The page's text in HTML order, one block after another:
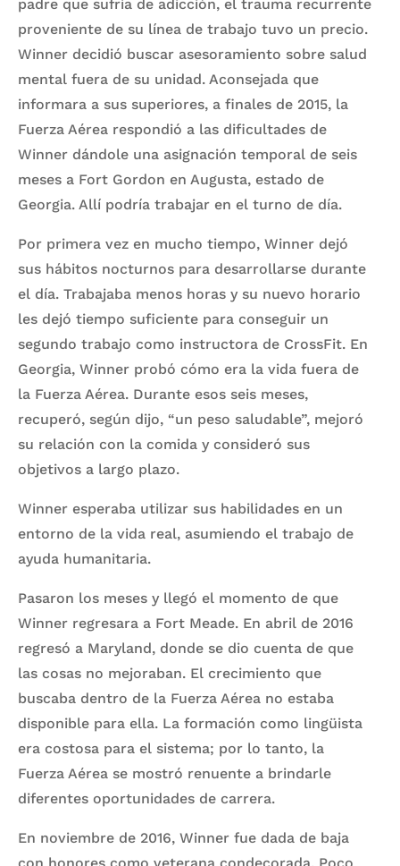
padre que sufría de adicción, el trauma recurrente
proveniente de su línea de trabajo tuvo un precio.
Winner decidió buscar asesoramiento sobre salud
mental fuera de su unidad. Aconsejada que
informara a sus superiores, a finales de 2015, la
Fuerza Aérea respondió a las dificultades de
Winner dándole una asignación temporal de seis
meses a Fort Gordon en Augusta, estado de
Georgia. Allí podría trabajar en el turno de día.
Por primera vez en mucho tiempo, Winner dejó
sus hábitos nocturnos para desarrollarse durante
el día. Trabajaba menos horas y su nuevo horario
les dejó tiempo suficiente para conseguir un
segundo trabajo como instructora de CrossFit. En
Georgia, Winner probó cómo era la vida fuera de
la Fuerza Aérea. Durante esos seis meses,
recuperó, según dijo, “un peso saludable”, mejoró
su relación con la comida y consideró sus
objetivos a largo plazo.
Winner esperaba utilizar sus habilidades en un
entorno de la vida real, asumiendo el trabajo de
ayuda humanitaria.
Pasaron los meses y llegó el momento de que
Winner regresara a Fort Meade. En abril de 2016
regresó a Maryland, donde se dio cuenta de que
las cosas no mejoraban. El crecimiento que
buscaba dentro de la Fuerza Aérea no estaba
disponible para ella. La formación como lingüista
era costosa para el sistema; por lo tanto, la
Fuerza Aérea se mostró renuente a brindarle
diferentes oportunidades de carrera.
En noviembre de 2016, Winner fue dada de baja